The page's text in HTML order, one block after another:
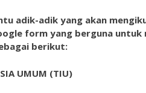
adik-adik yang akan
form yang berguna
berikut:
UMUM (TIU)